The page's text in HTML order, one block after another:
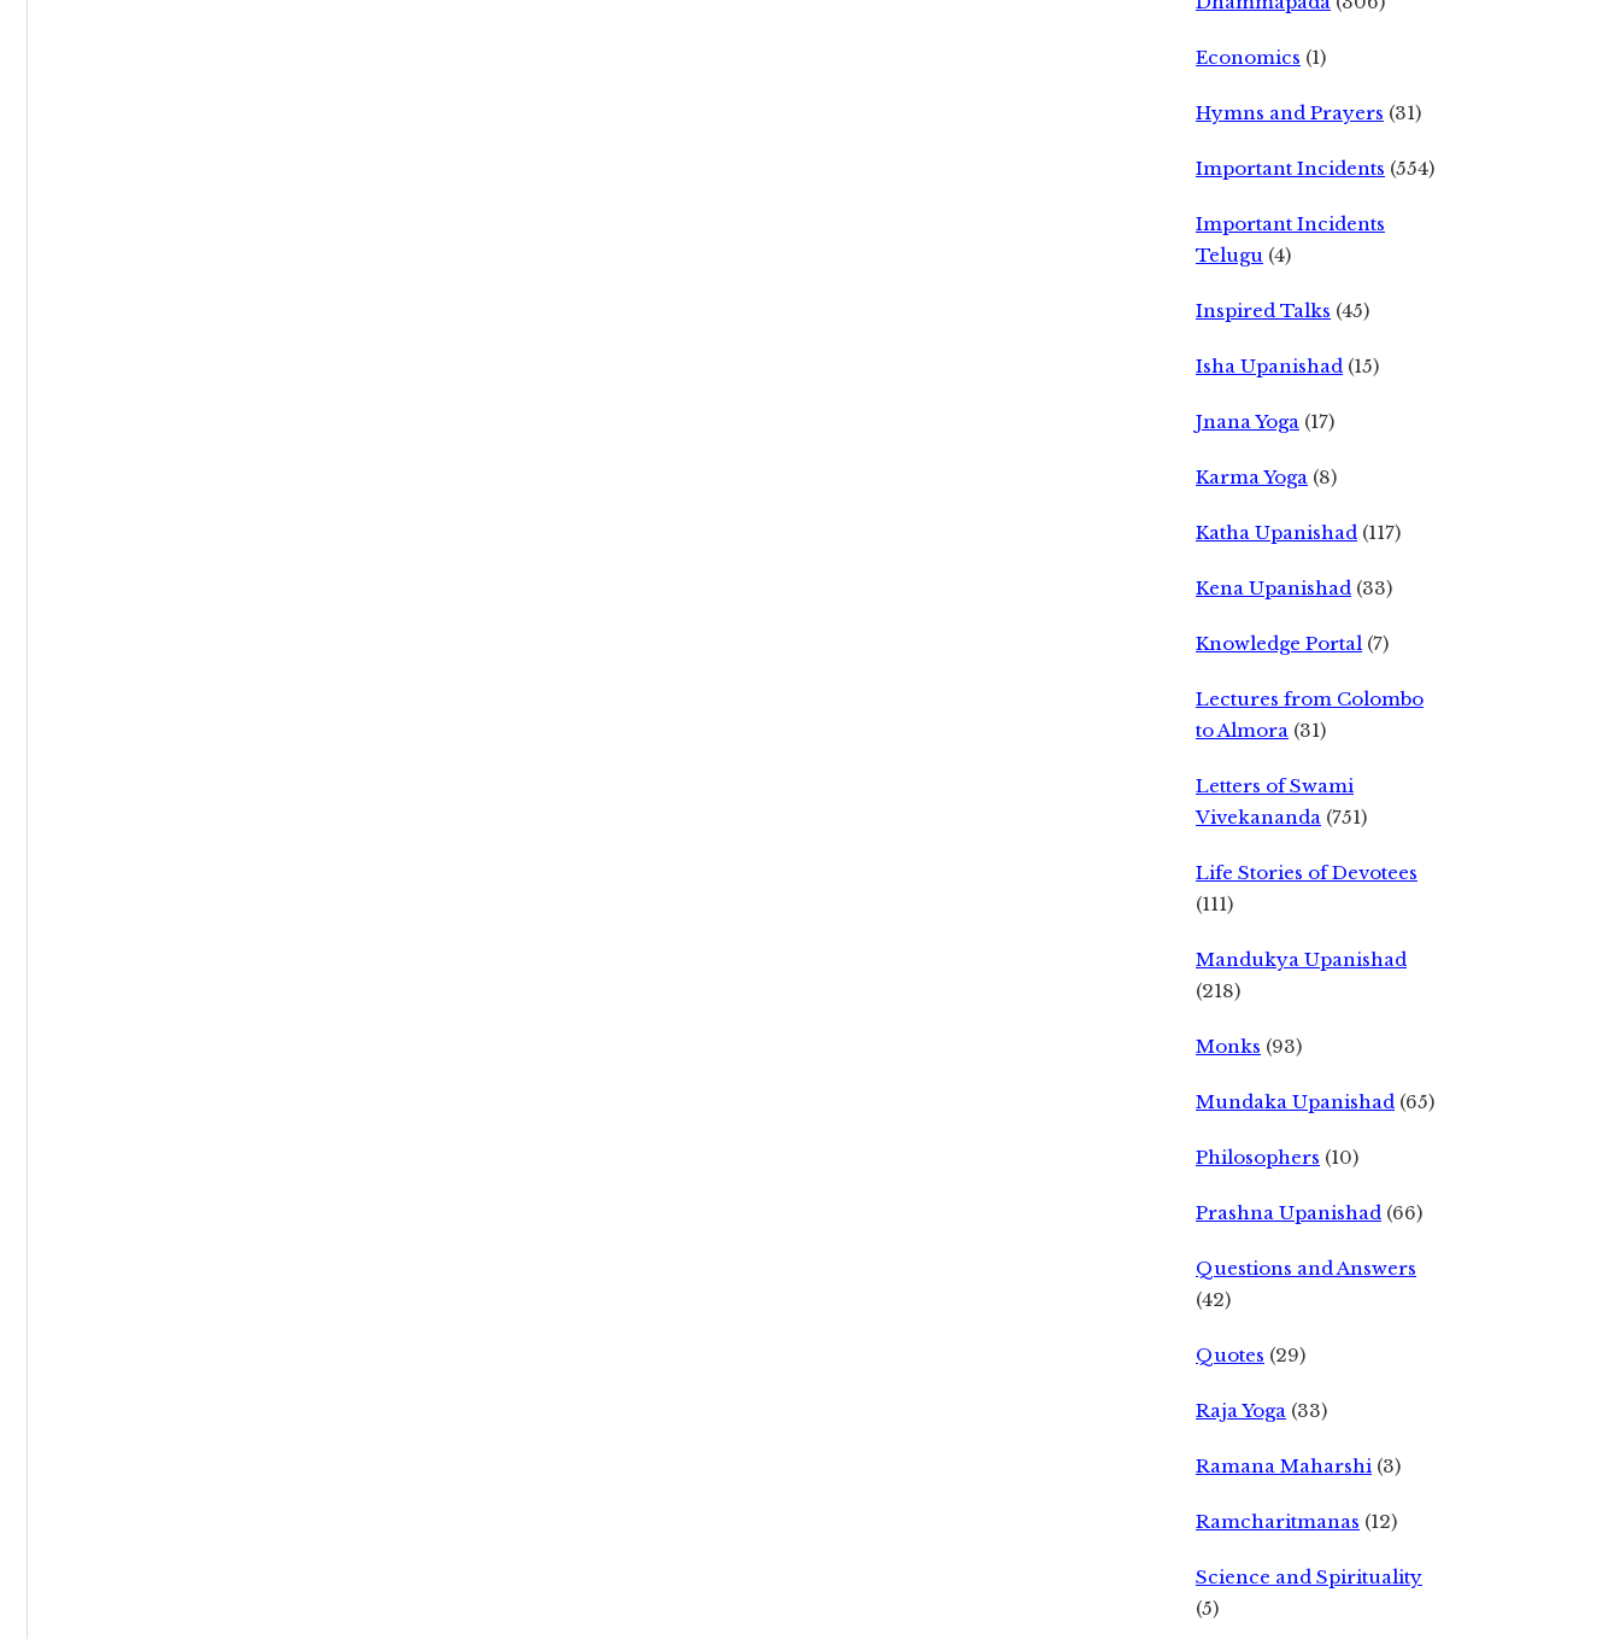
Economics (1)
Hymns and Prayers (31)
Important Incidents (554)
Important Incidents
Telugu (4)
Inspired Talks (45)
Isha Upanishad (15)
Jnana Yoga (17)
Karma Yoga (8)
Katha Upanishad (117)
Kena Upanishad (33)
Knowledge Portal (7)
Lectures from Colombo
to Almora (31)
Letters of Swami
Vivekananda (751)
Life Stories of Devotees
(111)
Mandukya Upanishad
(218)
Monks (93)
Mundaka Upanishad (65)
Philosophers (10)
Prashna Upanishad (66)
Questions and Answers
(42)
Quotes (29)
Raja Yoga (33)
Ramana Maharshi (3)
Ramcharitmanas (12)
Science and Spirituality
(5)